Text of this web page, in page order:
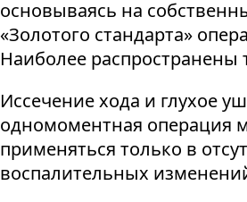
основываясь на
«Золотого стандарта»
Наиболее распространены
Иссечение хода и глухое
одномоментная операция
применяться только в
воспалительных